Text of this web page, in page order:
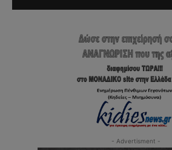
- Advertisment -